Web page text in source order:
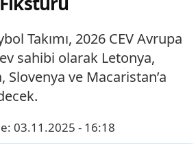
Takımı, 2026 CEV Avrupa
sahibi olarak Letonya,
Slovenya ve Macaristan’a
03.11.2025 - 16:18